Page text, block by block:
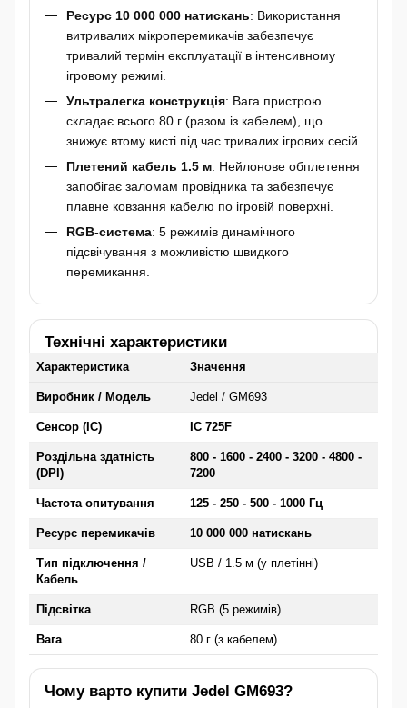
Ресурс 10 000 000 натискань: Використання
витривалих мікроперемикачів забезпечує
тривалий термін експлуатації в інтенсивному
ігровому режимі.
Ультралегка конструкція: Вага пристрою
складає всього 80 г (разом із кабелем), що
знижує втому кисті під час тривалих ігрових сесій.
Плетений кабель 1.5 м: Нейлонове обплетення
запобігає заломам провідника та забезпечує
плавне ковзання кабелю по ігровій поверхні.
RGB-система: 5 режимів динамічного
підсвічування з можливістю швидкого
перемикання.
Технічні характеристики
Характеристика Значення
Виробник / Модель Jedel / GM693
Сенсор (IC) IC 725F
Роздільна здатність
(DPI)
800 - 1600 - 2400 - 3200 - 4800 -
7200
Частота опитування 125 - 250 - 500 - 1000 Гц
Ресурс перемикачів 10 000 000 натискань
Тип підключення /
Кабель
USB / 1.5 м (у плетінні)
Підсвітка RGB (5 режимів)
Вага 80 г (з кабелем)
Чому варто купити Jedel GM693?